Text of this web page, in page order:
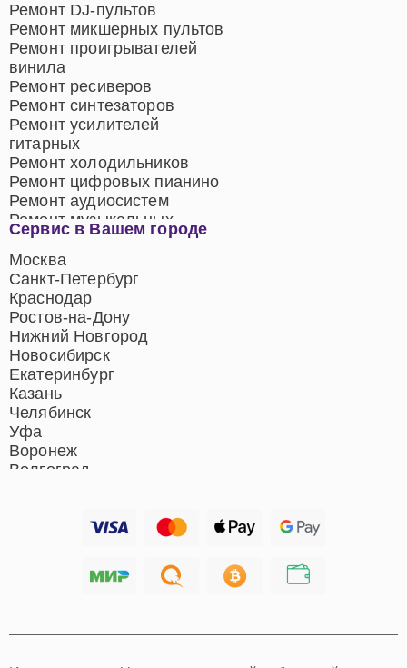
Сервис в Вашем городе
Москва
Санкт-Петербург
Краснодар
Ростов-на-Дону
Нижний Новгород
Новосибирск
Екатеринбург
Казань
Челябинск
Уфа
Воронеж
Волгоград
Хабаровск
Ремонт DJ-пультов
Ремонт микшерных пультов
Ремонт проигрывателей
винила
Ремонт ресиверов
Ремонт синтезаторов
Ремонт усилителей
гитарных
Ремонт холодильников
Ремонт цифровых пианино
Ремонт аудиосистем
Ремонт музыкальных
центров
Ремонт домашних
кинотеатров
Ремонт микрофонов
Ремонт акустических
систем